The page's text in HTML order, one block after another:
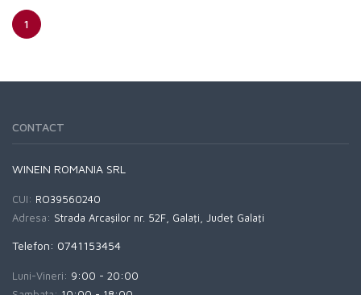
1
CONTACT
WINEIN ROMANIA SRL
CUI: RO39560240
Adresa: Strada Arcaşilor nr. 52F, Galaţi, Judeţ Galaţi
Telefon: 0741153454
Luni-Vineri: 9:00 - 20:00